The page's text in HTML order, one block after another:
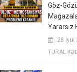
Göz-
Yararsız
28 İyul
TURAL